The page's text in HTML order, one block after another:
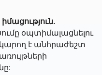
օպտիմալացնելու
է անհրաժեշտ